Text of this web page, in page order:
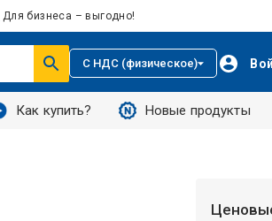
Для бизнеса – выгодно!
С НДС (физическое)
Как купить? Новые продукты